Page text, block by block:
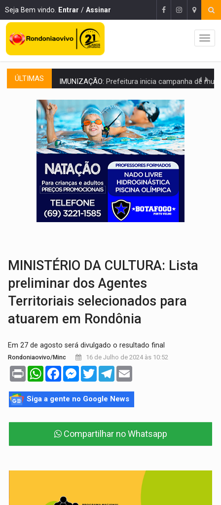
Seja Bem vindo. Entrar / Assinar
ÚLTIMAS IMUNIZAÇÃO: Prefeitura inicia campanha de multivacinação para crianças
QUIRINUS:Draco faz operação para prender faccionados que atacaram
TRAFICANTE PRESO:Operação Brasil Contra o Crime apreende quase meia
SUPER EL NIÑO:Trabalho inédito vai garantir água potável para
FAMÍLIA MORREU:Identificadas as cinco vítimas de acidente na BR-364,
BRASIL CONTRA O CRIME:Acusado de guardar armas de facção é preso com
TRAGÉDIA: Sobe para cinco o número de mortos em colisão entre carreta e
TRANSPORTE DE ARROZ: MPF assegura cumprimento da legislação sobre
MINISTÉRIO DA CULTURA: Lista
preliminar dos Agentes
Territoriais selecionados para
atuarem em Rondônia
Em 27 de agosto será divulgado o resultado final
Rondoniaovivo/Minc 16 de Julho de 2024 às 10:52
Print WhatsAppFacebookMessenger
TwitterTelegram
Siga a gente no Google News
Compartilhar no Whatsapp